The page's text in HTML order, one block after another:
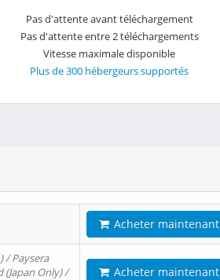
Pas d'attente avant téléchargement
Pas d'attente entre 2 téléchargements
Vitesse maximale disponible
Plus de 300 hébergeurs supportés
Acheter maintenant
/ Paysera
(Japan Only) /
Acheter maintenant